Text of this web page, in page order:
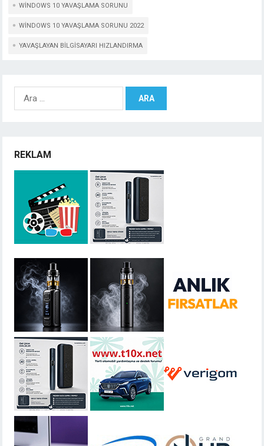
WINDOWS 10 YAVAŞLAMA SORUNU
WINDOWS 10 YAVAŞLAMA SORUNU 2022
YAVAŞLAYAN BILGISAYARI HIZLANDIRMA
Arama:
REKLAM